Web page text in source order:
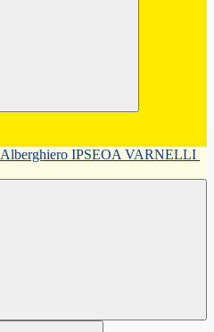
Alberghiero IPSEOA VARNELLI